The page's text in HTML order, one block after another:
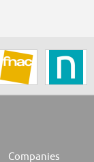
Companies